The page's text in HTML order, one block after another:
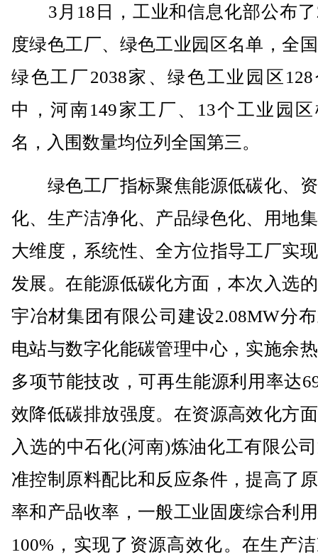
3月18日，工业和信息化部公布了
度绿色工厂、绿色工业园区名单，全
绿色工厂2038家、绿色工业园区
中，河南149家工厂、13个工业园
名，入围数量均位列全国第三。
绿色工厂指标聚焦能源低碳化、
化、生产洁净化、产品绿色化、用地
大维度，系统性、全方位指导工厂实
发展。在能源低碳化方面，本次入选
宇冶材集团有限公司建设2.08MW分
电站与数字化能碳管理中心，实施余
多项节能技改，可再生能源利用率达
效降低碳排放强度。在资源高效化方
入选的中石化(河南)炼油化工有限公
准控制原料配比和反应条件，提高了
率和产品收率，一般工业固废综合利
100%，实现了资源高效化。在生产